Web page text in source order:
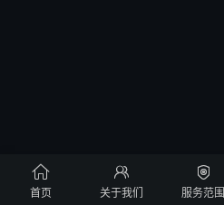

首页

关于我们

服务范围